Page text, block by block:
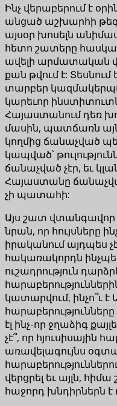
Ինչ վերաբերում է
անցած աշխարհի թեզ
այսօր խոսելն
հետո շատերը
ավելի արմատական
քան թվում է: Տեսնում
տարբեր
կարեւոր
Հայաստանում դեռ
մասին, պատճառն
կողմից ճանաչված
կապված՝
ճանաչված չէր, եւ
Հայաստանը
չի պատահի:
Այս շատ վտանգավոր
նրան, որ հույսները
իրականում այդպես
հակառակորդն
ուշադրություն
կատարվում, ինչո՞ւ է
էլ ինչ-որ ջղաձիգ
չէ՞, որ հյուսիսային
առավելագույնս
վերցրել եւ այլն,
հաջորդ խնդիրներն է